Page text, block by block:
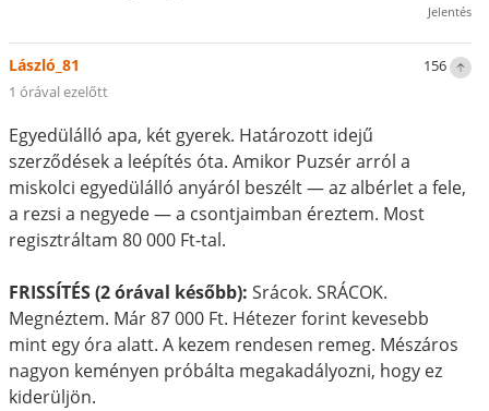
Jelentés
156
László_81
1 órával ezelőtt
Egyedülálló apa, két gyerek. Határozott idejű
szerződések a leépítés óta. Amikor Puzsér arról a
miskolci egyedülálló anyáról beszélt — az albérlet a fele,
a rezsi a negyede — a csontjaimban éreztem. Most
regisztráltam 80 000 Ft-tal.
FRISSÍTÉS (2 órával később): Srácok. SRÁCOK.
Megnéztem. Már 87 000 Ft. Hétezer forint kevesebb
mint egy óra alatt. A kezem rendesen remeg. Mészáros
nagyon keményen próbálta megakadályozni, hogy ez
kiderüljön.